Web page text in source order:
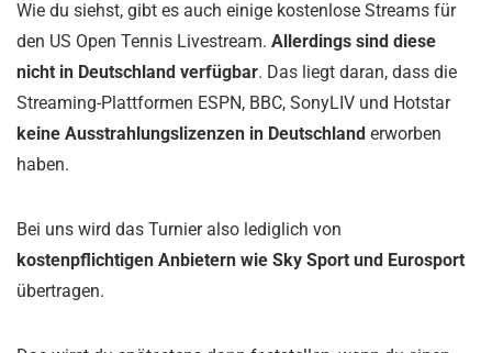
Wie du siehst, gibt es auch einige kostenlose Streams für
den US Open Tennis Livestream. Allerdings sind diese
nicht in Deutschland verfügbar. Das liegt daran, dass die
Streaming-Plattformen ESPN, BBC, SonyLIV und Hotstar
keine Ausstrahlungslizenzen in Deutschland erworben
haben.
Bei uns wird das Turnier also lediglich von
kostenpflichtigen Anbietern wie Sky Sport und Eurosport
übertragen.